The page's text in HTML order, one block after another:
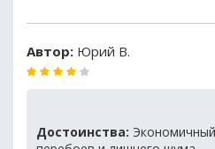
Автор: Юрий В.
Достоинства: